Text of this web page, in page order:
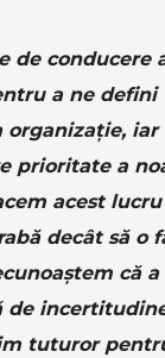
de conducere
a ne defini
organizaţie, iar
prioritate a
acest
decât să o
că a
de
tuturor